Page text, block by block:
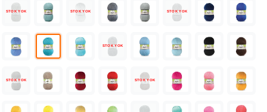
STOK YOK STOK YOK STOK YOK
STOK YOK
STOK YOK STOK YOK